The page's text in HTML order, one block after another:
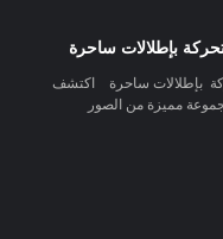
بإطلالات ساحرة
بإطلالات ساحرة اكتشف
مميزة من الصور